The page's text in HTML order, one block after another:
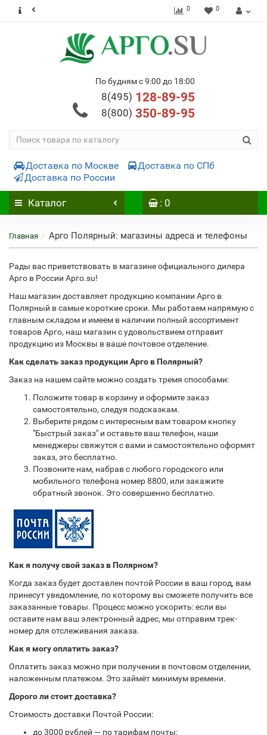
0 0
По будням с 9:00 до 18:00
8(495) 128-89-95
8(800) 350-89-95
Доставка по Москве
Доставка по СПб
Доставка по России
Каталог : 0
Главная Арго Полярный: магазины адреса и телефоны
Рады вас приветствовать в магазине официального дилера
Арго в России Арго.su!
Наш магазин доставляет продукцию компании Арго в
Полярный в самые короткие сроки. Мы работаем напрямую с
главным складом и имеем в наличии полный ассортимент
товаров Арго, наш магазин с удовольствием отправит
продукцию из Москвы в ваше почтовое отделение.
Как сделать заказ продукции Арго в Полярный?
Заказ на нашем сайте можно создать тремя способами:
Положите товар в корзину и оформите заказ
самостоятельно, следуя подсказкам.
Выберите рядом с интересным вам товаром кнопку
"Быстрый заказ" и оставьте ваш телефон, наши
менеджеры свяжутся с вами и самостоятельно оформят
заказ, это бесплатно.
Позвоните нам, набрав с любого городского или
мобильного телефона номер 8800, или закажите
обратный звонок. Это совершенно бесплатно.
Как я получу свой заказ в Полярном?
Когда заказ будет доставлен почтой России в ваш город, вам
принесут уведомление, по которому вы сможете получить все
заказанные товары. Процесс можно ускорить: если вы
оставите нам ваш электронный адрес, мы отправим трек-
номер для отслеживания заказа.
Как я могу оплатить заказ?
Оплатить заказ можно при получении в почтовом отделении,
наложенным платежом. Это займёт минимум времени.
Дорого ли стоит доставка?
Стоимость доставки Почтой России:
до 3000 рублей — по тарифам почты;